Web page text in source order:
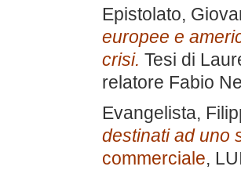
Epistolato,
europee e
crisi. Tesi di
relatore Fabio
Evangelista,
destinati ad uno
commerciale,